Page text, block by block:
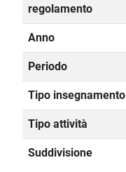
regolamento
Anno
Periodo
Tipo insegnamento
Tipo attività
Suddivisione